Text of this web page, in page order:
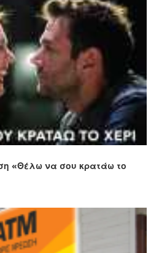
«Θέλω να σου κρατάω το